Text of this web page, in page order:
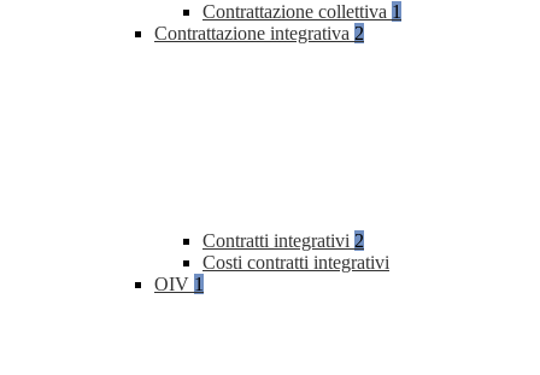
Contrattazione collettiva 1
Contrattazione integrativa 2
Contratti integrativi 2
Costi contratti integrativi
OIV 1